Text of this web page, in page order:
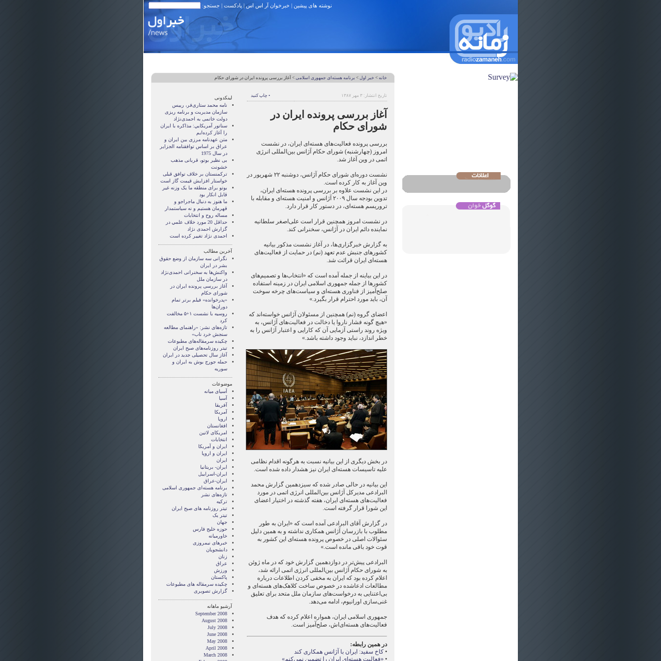
نوشته های پیشین | خبرخوان آر اس اس| پادکست | جستجو:
خانه > خبر اول > برنامه هسته‌ای جمهوری اسلامی > آغاز بررسی پرونده ایران در شورای حکام
تاریخ انتشار: ۳ مهر ۱۳۸۷ • چاپ کنید
آغاز بررسی پرونده ایران در
شورای حکام
بررسی پرونده فعالیت‌های هسته‌ای ایران، در نشست
امروز (چهارشنبه) شورای حکام آژانس بین‌المللی انرژی
اتمی در وین آغاز شد.
نشست دوره‌ای شورای حکام آژانس، دوشنبه ۲۲ شهریور در
وین آغاز به کار کرده است.
در این نشست علاوه بر بررسی پرونده هسته‌ای ایران،
تدوین بودجه سال ۲۰۰۹ آژانس و امنیت هسته‌ای و مقابله با
تروریسم هسته‌ای، در دستور کار قرار دارد.
در نشست امروز همچنین قرار است علی‌اصغر سلطانیه
نماینده دائم ایران در آژانس، سخنرانی کند.
به گزارش خبرگزاری‌ها، در آغاز نشست مذکور بیانیه
کشور‌های جنبش عدم تعهد (نم) در حمایت از فعالیت‌های
هسته‌ای ایران قرائت شد.
در این بیاینه از جمله آمده است که «انتخاب‌ها و تصمیم‌های
کشورها از جمله جمهوری اسلامی ایران در زمینه استفاده
صلح‌آمیز از فناوری هسته‌ای و سیاست‌های چرخه سوخت
آن، باید مورد احترام قرار بگیرد.»
اعضای گروه (نم) همچنین از مسئولان آژانس خواسته‌اند که
«هیچ گونه فشار ناروا یا دخالت در فعالیت‌های آژانس، به
ویژه روند راستی آزمایی آن که کارایی و اعتبار آژانس را به
خطر اندازد، نباید وجود داشته باشد.»
در بخش دیگری از این بیانیه نسبت به هرگونه اقدام نظامی
علیه تاسیسات هسته‌ای ایران نیز هشدار داده شده است.
این بیانیه در حالی صادر شده که سیزدهمین گزارش محمد
البرادعی مدیرکل آژانس بین‌‌المللی انرژی اتمی در مورد
فعالیت‌های هسته‌ای ایران، هفته گذشته در اختیار اعضای
این شورا قرار گرفته است.
در گزارش آقای البرادعی آمده است که «ایران به طور
مطلوب با بازرسان آژانس همکاری نداشته و به همین دلیل
سئوالات اصلی در خصوص پرونده هسته‌ای این کشور به
قوت خود باقی مانده است.»
البرادعی پیش‌تر در دوازدهمین گزارش خود که در ماه ژوئن
به شورای حکام آژانس بین‌المللی انرژی اتمی ارائه شد،
اعلام کرده بود که ایران به مخفی کردن اطلاعات درباره
مطالعات ادعاشده در خصوص ساخت کلاهک‌های هسته‌ای و
بی‌اعتنایی به درخواست‌های سازمان ملل متحد برای تعلیق
غنی‌سازی اورانیوم، ادامه می‌دهد.
جمهوری اسلامی ایران، همواره اعلام کرده که هدف
فعالیت‌های هسته‌ای‌اش، صلح‌آمیز است.
در همین رابطه:
•کاخ سفید: ایران با آژانس همکاری کند
•«فعالیت هسته‌ای ایران را تضمین نمی‌کنم»
لینکدونی
نامه محمد ستاری‌فر، رییس
سازمان مدیریت و برنامه ریزی
دولت خاتمی به احمدی‌نژاد
سناتور آمريکايي: مذاکره با ايران
را آغاز کرده‌ايم
متن عهدنامه مرزى بين ايران و
عراق بر اساس توافقنامه الجزاير
در سال 1975
بی نظیر بوتو، قربانی مذهب
خشونت
ترکمنستان بر خلاف توافق قبلی
خواستار افزایش قیمت گاز است
بوتو برای منطقه ما یک وزنه غیر
قابل انکار بود
ما هنوز به دنبال ماجراجو و
قهرمان هستيم و نه سياستمدار
مساله روح و انتخابات
حداقل 20 مورد خلاف علمي در
گزارش احمدی نژاد
احمدی نژاد تغییر کرده است
آخرین مطالب
نگرانی سه سازمان از وضع حقوق
بشر در ایران
واکنش‌ها به سخنرانی احمدی‌نژاد
در سازمان ملل
آغاز بررسی پرونده ایران در
شورای حکام
«پدرخوانده» فیلم برتر تمام
دوران‌ها
روسیه با نشست ۱+۵ مخالفت
کرد
تازه‌های نشر: «راهنمای مطالعه
سنجش خرد ناب»
چکیده سرمقاله‌های مطبوعات
تیتر روزنامه‌های صبح ایران
آغاز سال تحصیلی جدید در ایران
حمله جورج بوش به ایران و
سوریه
موضوعات
آسيای ميانه
آسیا
آفریقا
آمریکا
اروپا
افغانستان
امریکای لاتین
انتخابات
ايران و آمريکا
ايران و اروپا
ایران
ایران- بریتانیا
ایران-اسراییل
ایران-عراق
برنامه هسته‌ای جمهوری اسلامی
تازه‌های نشر
ترکیه
تیتر روزنامه های صبح ایران
تیتر یک
جهان
حوزه خلیج فارس
خاورمیانه
خبرهای نیمروزی
دانشجویان
زنان
عراق
ورزش
پاکستان
چکیده سرمقاله های مطبوعات
گزارش تصويری
آرشیو ماهانه
September 2008
August 2008
July 2008
June 2008
May 2008
April 2008
March 2008